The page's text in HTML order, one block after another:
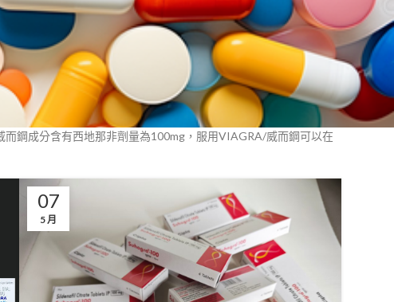
鋼成分含有西地那非劑量為100mg，服用VIAGRA/威而鋼可以在
07
5 月